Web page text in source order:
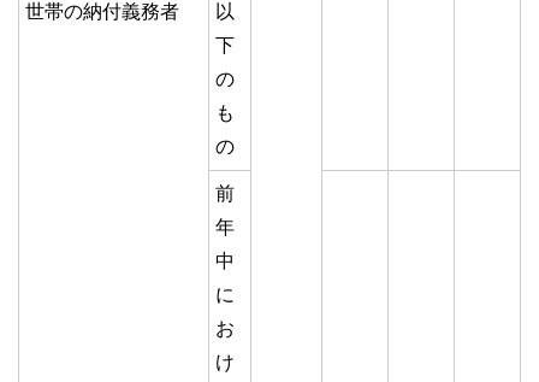
世帯の納付義務者
以
下
の
も
の
前
年
中
に
お
け